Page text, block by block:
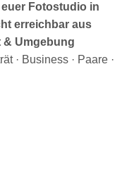
Fotostudio in
erreichbar aus
& Umgebung
· Business · Paare ·